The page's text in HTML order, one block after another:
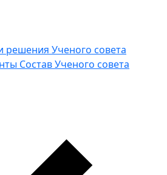
решения Ученого совета
Состав Ученого совета